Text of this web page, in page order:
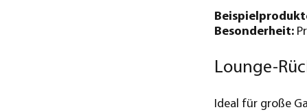
Besonderheit:
Lounge-
Ideal für große